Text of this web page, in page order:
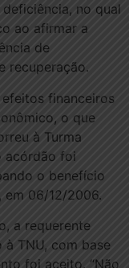
no qual
ao afirmar a
de
recuperação.
financeiros
o que
à Turma
acórdão foi
o benefício
em 06/12/2006.
a requerente
TNU, com base
foi aceito. “Não